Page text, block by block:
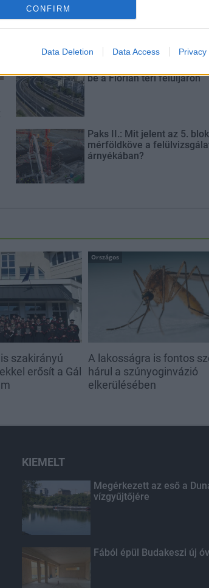
CONFIRM
Data Deletion Data Access Privacy
református iskoláját
be a Flórián téri felüljárón
Paks II.: Mit jelent az 5.
mérföldköve a
árnyékában?
szakirányú
erősít a Gál
Országos
A lakosságra is fontos
hárul a szúnyoginvázió
elkerülésében
KIEMELT
Megérkezett az eső a
vízgyűjtőjére
Fából épül Budakeszi új